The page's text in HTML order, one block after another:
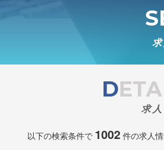
求
以下の検索条件で 1002 件の求人